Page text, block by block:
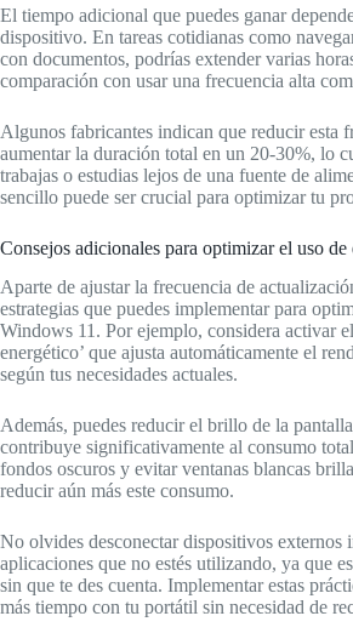
El tiempo adicional que puedes ganar
dispositivo. En tareas cotidianas como
con documentos, podrías extender varias
comparación con usar una frecuencia alta
Algunos fabricantes indican que reducir esta
aumentar la duración total en un 20-30%, lo
trabajas o estudias lejos de una fuente de
sencillo puede ser crucial para optimizar tu
Consejos adicionales para optimizar el uso
Aparte de ajustar la frecuencia de
estrategias que puedes implementar para
Windows 11. Por ejemplo, considera activar
energético’ que ajusta automáticamente el
según tus necesidades actuales.
Además, puedes reducir el brillo de la
contribuye significativamente al consumo
fondos oscuros y evitar ventanas blancas
reducir aún más este consumo.
No olvides desconectar dispositivos externos
aplicaciones que no estés utilizando, ya que
sin que te des cuenta. Implementar estas
más tiempo con tu portátil sin necesidad de